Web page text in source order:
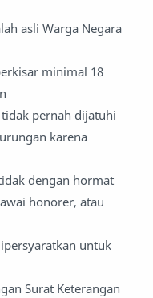
asli Warga Negara
minimal 18
pernah dijatuhi
karena
dengan hormat
honorer, atau
untuk
Surat Keterangan